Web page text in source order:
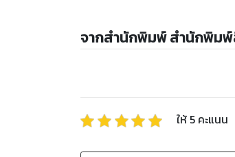
จากสำนักพิมพ์ สำนักพิม
ให้ 5 คะแนน